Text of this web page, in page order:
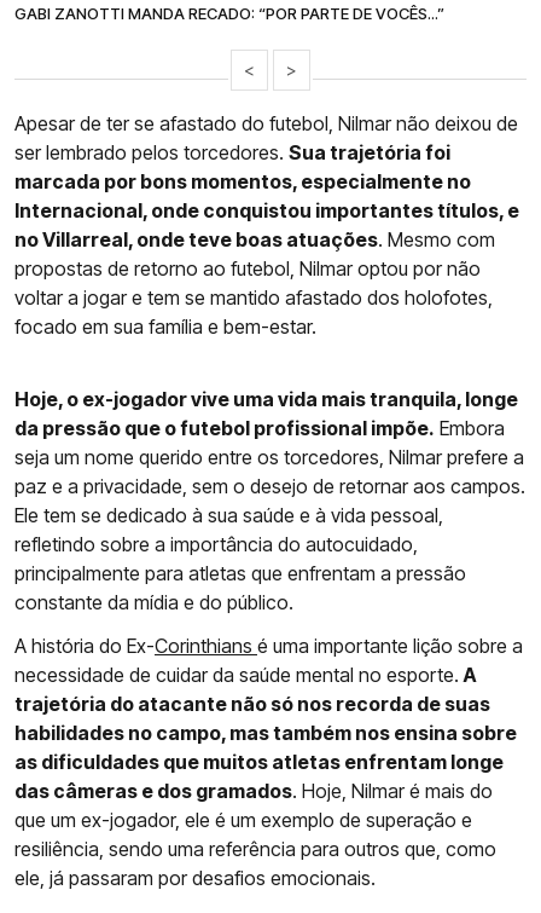
GABI ZANOTTI MANDA RECADO: “POR PARTE DE VOCÊS...”
< >
Apesar de ter se afastado do futebol, Nilmar não deixou de
ser lembrado pelos torcedores. Sua trajetória foi
marcada por bons momentos, especialmente no
Internacional, onde conquistou importantes títulos, e
no Villarreal, onde teve boas atuações. Mesmo com
propostas de retorno ao futebol, Nilmar optou por não
voltar a jogar e tem se mantido afastado dos holofotes,
focado em sua família e bem-estar.
Hoje, o ex-jogador vive uma vida mais tranquila, longe
da pressão que o futebol profissional impõe. Embora
seja um nome querido entre os torcedores, Nilmar prefere a
paz e a privacidade, sem o desejo de retornar aos campos.
Ele tem se dedicado à sua saúde e à vida pessoal,
refletindo sobre a importância do autocuidado,
principalmente para atletas que enfrentam a pressão
constante da mídia e do público.
A história do Ex-Corinthians é uma importante lição sobre a
necessidade de cuidar da saúde mental no esporte. A
trajetória do atacante não só nos recorda de suas
habilidades no campo, mas também nos ensina sobre
as dificuldades que muitos atletas enfrentam longe
das câmeras e dos gramados. Hoje, Nilmar é mais do
que um ex-jogador, ele é um exemplo de superação e
resiliência, sendo uma referência para outros que, como
ele, já passaram por desafios emocionais.